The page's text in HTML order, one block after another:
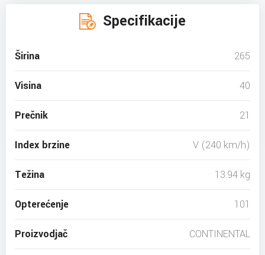
Specifikacije
Širina 265
Visina 40
Prečnik 21
Index brzine V (240 km/h)
Težina 13.94 kg
Opterećenje 101
Proizvodjač CONTINENTAL